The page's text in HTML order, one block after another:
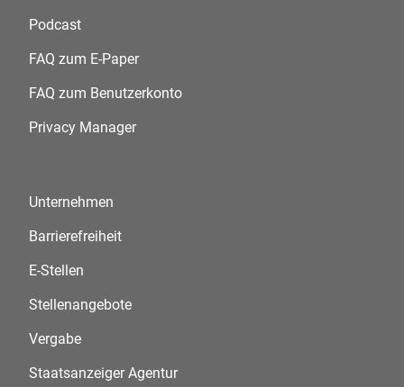
Podcast
FAQ zum E-Paper
FAQ zum Benutzerkonto
Privacy Manager
Unternehmen
Barrierefreiheit
E-Stellen
Stellenangebote
Vergabe
Staatsanzeiger Agentur